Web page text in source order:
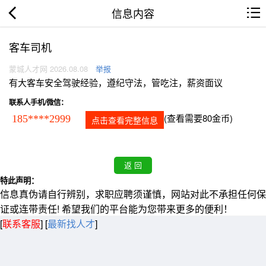
信息内容
客车司机
蒙城人才网 2026.08.08 举报
有大客车安全驾驶经验，遵纪守法，管吃注，薪资面议
联系人手机/微信：
185****2999 点击查看完整信息 (查看需要80金币)
特此声明：
信息真伪请自行辨别，求职应聘须谨慎，网站对此不承担任何保
证或连带责任! 希望我们的平台能为您带来更多的便利！
[联系客服] [最新找人才]